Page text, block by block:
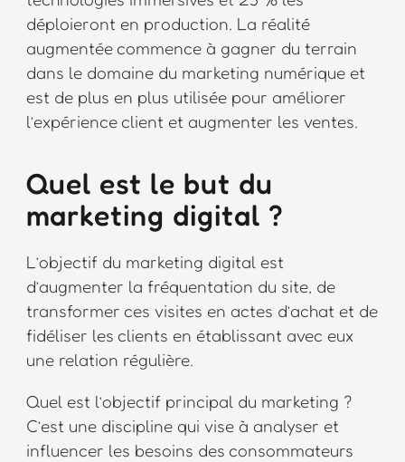
déploieront en production. La réalité
augmentée commence à gagner du terrain
dans le domaine du marketing numérique et
est de plus en plus utilisée pour améliorer
l’expérience client et augmenter les ventes.
Quel est le but du
marketing digital ?
L’objectif du marketing digital est
d’augmenter la fréquentation du site, de
transformer ces visites en actes d’achat et de
fidéliser les clients en établissant avec eux
une relation régulière.
Quel est l’objectif principal du marketing ?
C’est une discipline qui vise à analyser et
influencer les besoins des consommateurs